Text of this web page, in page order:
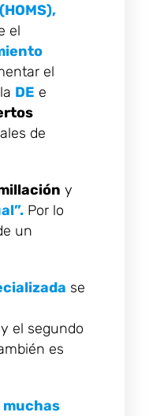
el
el
DE e
de
y
Por lo
un
se
el segundo
es
muchas